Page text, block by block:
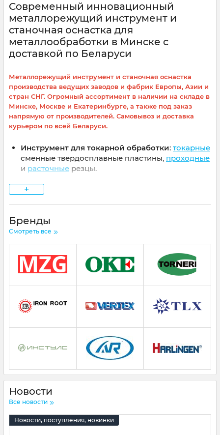
Современный инновационный
металлорежущий инструмент и
станочная оснастка для
металлообработки в Минске с
доставкой по Беларуси
Металлорежущий инструмент и станочная оснастка
производства ведущих заводов и фабрик Европы, Азии и
стран СНГ. Огромный ассортимент в наличии на складе в
Минске, Москве и Екатеринбурге, а также под заказ
напрямую от производителей. Самовывоз и доставка
курьером по всей Беларуси.
Инструмент для токарной обработки: токарные
сменные твердосплавные пластины, проходные
и расточные резцы.
Инструмент для фрезерной обработки
твердосплавные, фрезерные сменные
твердосплавные пластины, торцевые и
концевые фрезы со сменными пластинами.
Инструмент для обработки канавок и отрезки
канавочные и отрезные сменные
твердосплавные пластины, внутренние и
наружные канавочные и отрезные резцы.
Инструмент для обработки отверстий:сверла
твердосплавные, сверла со сменными
пластинами, развертки, зенкеры.
Инструмент для обработки резьбы
сменные твердосплавные пластины для
наружной и внутренней резьбы, внутренние и
+
Бренды
Смотреть все
Новости
Все новости
Новости, поступления, новинки